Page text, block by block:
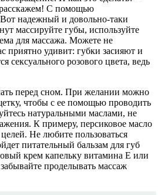
С помощью
надежный и довольно-таки
массируйте губы, используйте
для массажа. Можете не
приятно удивит: губки засияют и
сексуального розового цвета, ведь
перед сном. При желании можно
чтобы с ее помощью проводить
натуральными маслами, не
К примеру, персиковое масло
Не любите пользоваться
питательный бальзам для губ
крем капельку витамина Е или
проделывать массаж